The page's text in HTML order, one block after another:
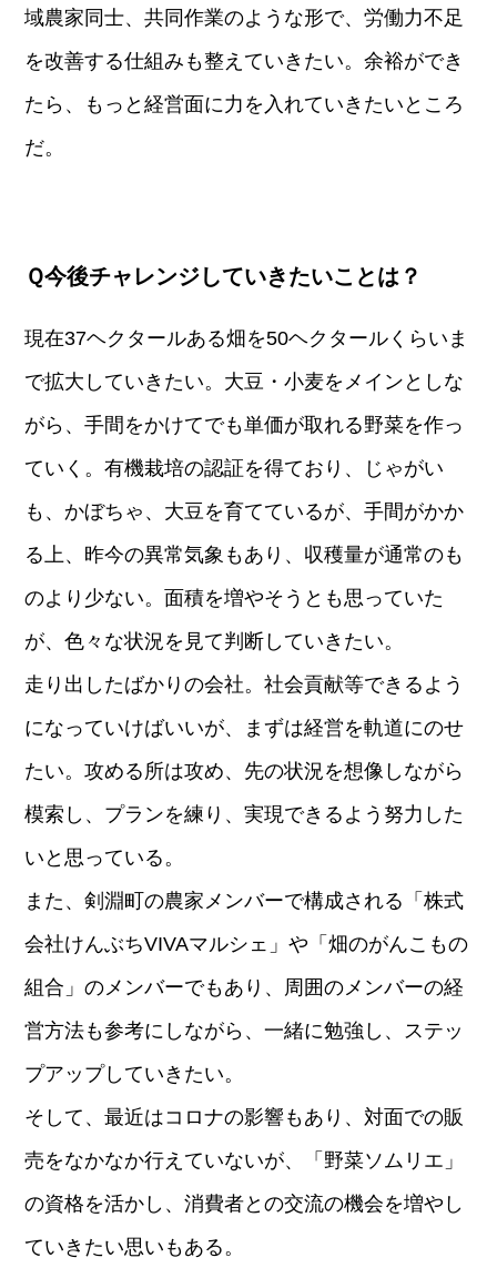
域農家同士、共同作業のような形で、労働力不足
を改善する仕組みも整えていきたい。余裕ができ
たら、もっと経営面に力を入れていきたいところ
だ。
Ｑ今後チャレンジしていきたいことは？
現在37ヘクタールある畑を50ヘクタールくらいま
で拡大していきたい。大豆・小麦をメインとしな
がら、手間をかけてでも単価が取れる野菜を作っ
ていく。有機栽培の認証を得ており、じゃがい
も、かぼちゃ、大豆を育てているが、手間がかか
る上、昨今の異常気象もあり、収穫量が通常のも
のより少ない。面積を増やそうとも思っていた
が、色々な状況を見て判断していきたい。
走り出したばかりの会社。社会貢献等できるよう
になっていけばいいが、まずは経営を軌道にのせ
たい。攻める所は攻め、先の状況を想像しながら
模索し、プランを練り、実現できるよう努力した
いと思っている。
また、剣淵町の農家メンバーで構成される「株式
会社けんぶちVIVAマルシェ」や「畑のがんこもの
組合」のメンバーでもあり、周囲のメンバーの経
営方法も参考にしながら、一緒に勉強し、ステッ
プアップしていきたい。
そして、最近はコロナの影響もあり、対面での販
売をなかなか行えていないが、「野菜ソムリエ」
の資格を活かし、消費者との交流の機会を増やし
ていきたい思いもある。